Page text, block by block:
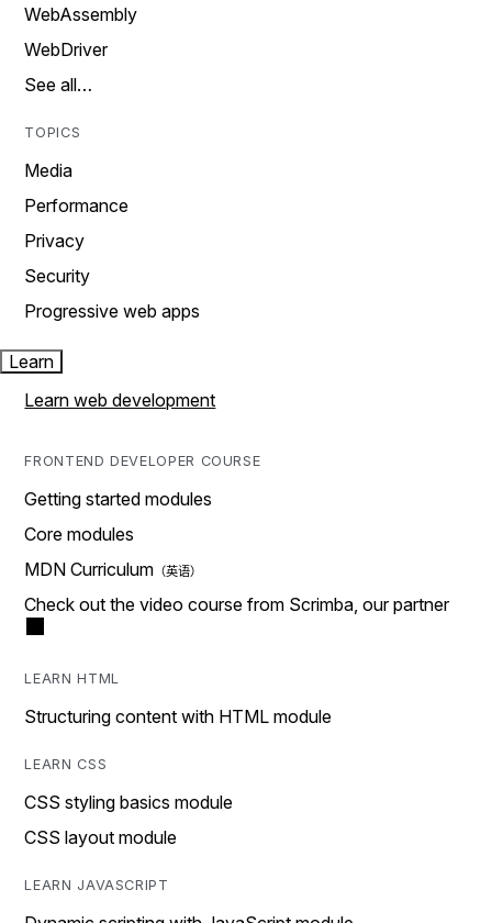
WebAssembly
WebDriver
See all…
TOPICS
Media
Performance
Privacy
Security
Progressive web apps
Learn
Learn web development
FRONTEND DEVELOPER COURSE
Getting started modules
Core modules
MDN Curriculum
Check out the video course from Scrimba, our partner
LEARN HTML
Structuring content with HTML module
LEARN CSS
CSS styling basics module
CSS layout module
LEARN JAVASCRIPT